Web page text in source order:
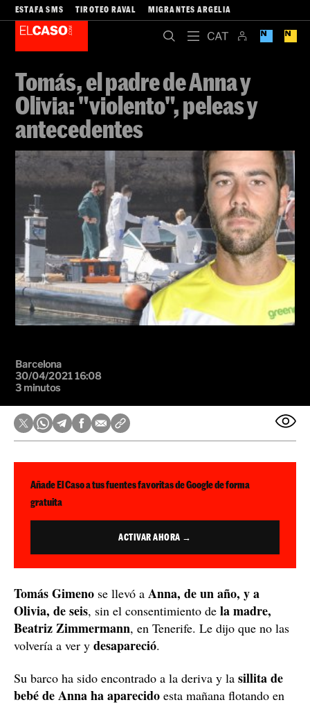
ESTAFA SMS TIROTEO RAVAL MIGRANTES ARGELIA
Tomás, el padre de Anna y
Olivia: "violento", peleas y
antecedentes
Barcelona
30/04/2021 16:08
3 minutos
Añade El Caso a tus fuentes favoritas de Google de forma
gratuita
ACTIVAR AHORA →
Tomás Gimeno se llevó a Anna, de un año, y a
Olivia, de seis, sin el consentimiento de la madre,
Beatriz Zimmermann, en Tenerife. Le dijo que no las
volvería a ver y desapareció.
Su barco ha sido encontrado a la deriva y la sillita de
bebé de Anna ha aparecido esta mañana flotando en